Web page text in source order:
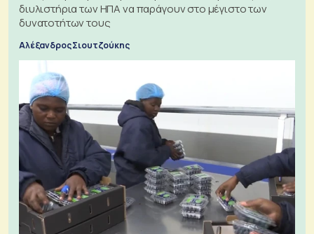
διυλιστήρια των ΗΠΑ να παράγουν στο μέγιστο των
δυνατοτήτων τους
Αλέξανδρος Σιουτζούκης